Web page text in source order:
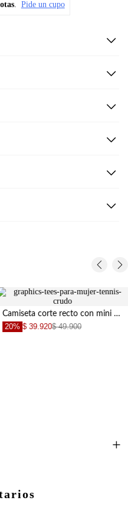
+
Camiseta corte recto con mini gráfico de fresa en algodón blanco para mujer
20% $ 39.920$ 49.900